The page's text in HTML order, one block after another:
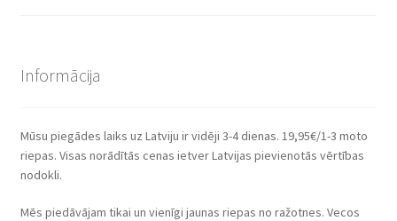
Informācija
Mūsu piegādes laiks uz Latviju ir vidēji 3-4 dienas. 19,95€/1-3 moto
riepas. Visas norādītās cenas ietver Latvijas pievienotās vērtības
nodokli.
Mēs piedāvājam tikai un vienīgi jaunas riepas no ražotnes. Vecos